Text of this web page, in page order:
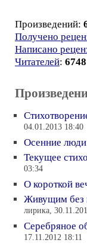
Произведений:
Получено
Написано
Читателей: 6748
04.01.2013 18:40
Осенние
Текущее
03:34
О короткой
Живущим без
лирика,
Серебряное
17.11.2012 18:11